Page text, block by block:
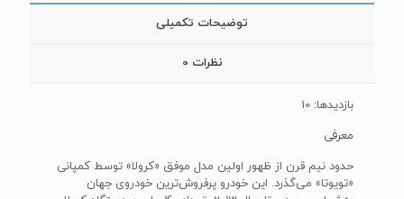
توضیحات تکمیلی
نظرات 0
بازدیدها: 10
معرفی
حدود نیم قرن از ظهور اولین مدل موفق «کرولا» توسط کمپانی
«تویوتا» می‌گذرد. این خودرو پرفروش‌ترین خودروی جهان